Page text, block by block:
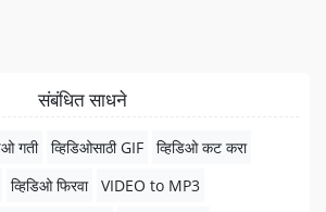
संबंधित साधने
गती व्हिडिओसाठी GIF
व्हिडिओ कट करा
व्हिडिओ फिरवा
VIDEO to MP3